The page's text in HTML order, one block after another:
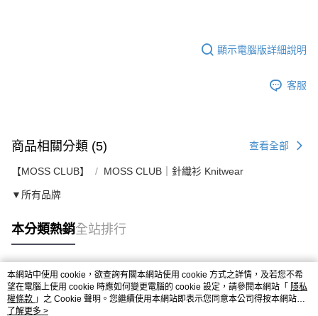
顯示電腦版詳細說明
客服
商品相關分類 (5) 查看全部
【MOSS CLUB】 MOSS CLUB｜針織衫 Knitwear
▼所有品牌
本分類熱銷全站排行
熱門標籤
本網站中使用 cookie，欲查詢有關本網站使用 cookie 方式之詳情，及若您不希
望在電腦上使用 cookie 時應如何變更電腦的 cookie 設定，請參閱本網站「 隱私
權條款 」之 Cookie 聲明。您繼續使用本網站即表示您同意本公司得按本網站使
用條款之 Cookie 聲明使用 cookie。
了解更多 >